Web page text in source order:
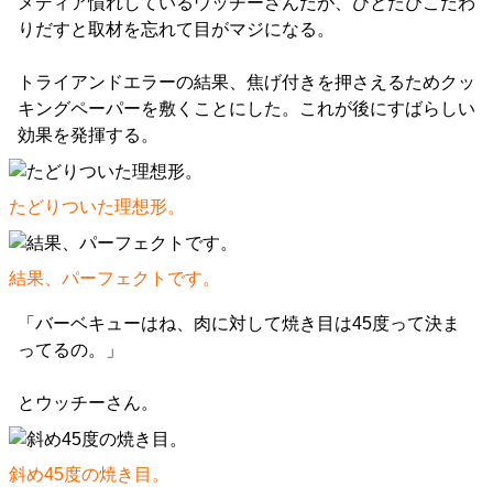
りだすと取材を忘れて目がマジになる。
トライアンドエラーの結果、焦げ付きを押さえるためクッ
キングペーパーを敷くことにした。これが後にすばらしい
効果を発揮する。
たどりついた理想形。
結果、パーフェクトです。
「バーベキューはね、肉に対して焼き目は45度って決ま
ってるの。」
とウッチーさん。
斜め45度の焼き目。